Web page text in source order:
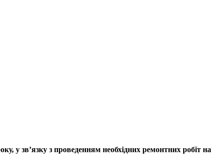
у зв’язку з проведенням необхідних ремонтних робіт на